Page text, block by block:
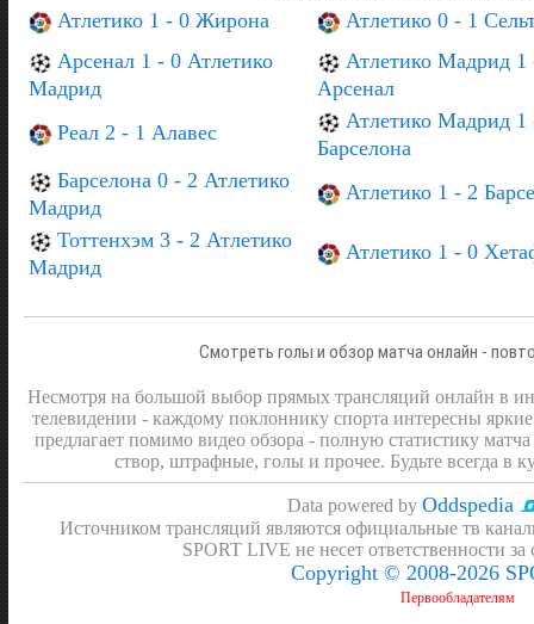
Атлетико 1 - 0 Жирона
Атлетико 0 - 1
Арсенал 1 - 0 Атлетико
Мадрид
Атлетико Мадрид 1
Арсенал
Реал 2 - 1 Алавес
Атлетико Мадрид 1
Барселона
Барселона 0 - 2 Атлетико
Мадрид
Атлетико 1 - 2
Тоттенхэм 3 - 2 Атлетико
Мадрид
Атлетико 1 - 0
Смотреть голы и обзор матча онлайн -
Несмотря на большой выбор прямых трансляций онлайн в
телевидении - каждому поклоннику спорта интересны
предлагает помимо видео обзора - полную статистику
створ, штрафные, голы и прочее. Будьте всегда в
Data powered byOddspedia
Источником трансляций являются официальные тв
SPORT LIVE не несет ответственности
Copyright © 2008-2026
Первообладателям